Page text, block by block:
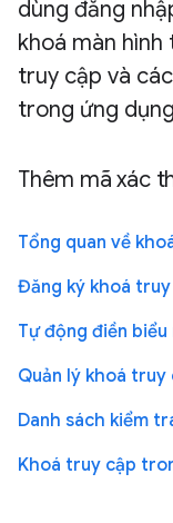
dùng đăng
khoá màn
truy cập và
trong ứng
Thêm mã xác
Tổng quan về
Đăng ký khoá
Tự động điền
Quản lý khoá truy
Danh sách kiểm
Khoá truy cập